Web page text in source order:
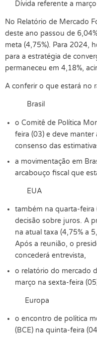
Dívida referente a
No Relatório de Mercado
deste ano passou de
meta (4,75%). Para 2024,
para a estratégia de
permaneceu em 4,18%,
A conferir o que estará no
Brasil
o Comitê de Política
feira (03) e deve
consenso das
a movimentação em
arcabouço fiscal que
EUA
também na quarta-feira
decisão sobre juros. A
na atual taxa (4,75% a
Após a reunião, o
concederá entrevista,
o relatório do mercado
março na sexta-feira
Europa
o encontro de política
(BCE) na quinta-feira